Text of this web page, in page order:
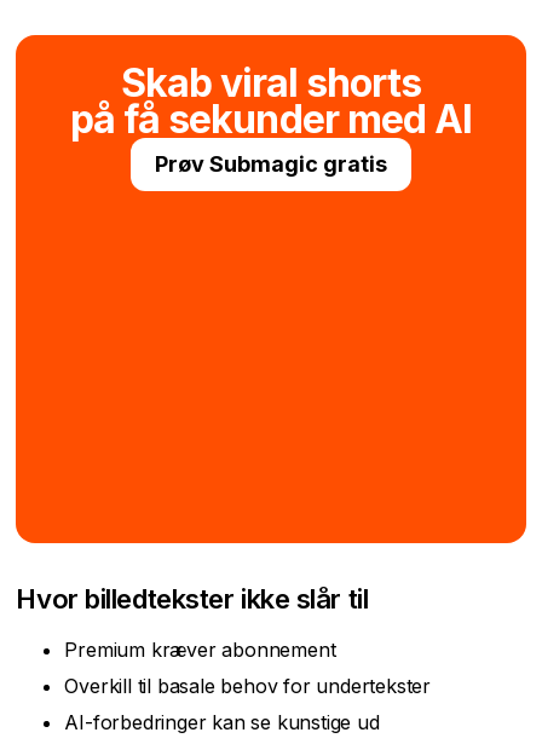
Skab viral shorts
på få sekunder med AI
Prøv Submagic gratis
Hvor billedtekster ikke slår til
Premium kræver abonnement
Overkill til basale behov for undertekster
AI-forbedringer kan se kunstige ud